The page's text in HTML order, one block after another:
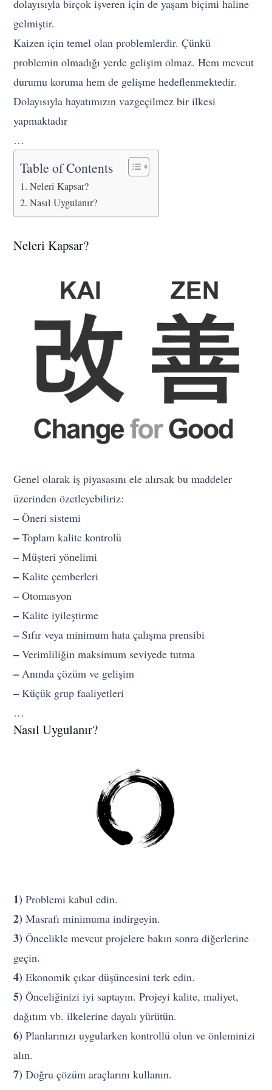
dolayısıyla birçok işveren için de yaşam biçimi haline
gelmiştir.
Kaizen için temel olan problemlerdir. Çünkü
problemin olmadığı yerde gelişim olmaz. Hem mevcut
durumu koruma hem de gelişme hedeflenmektedir.
Dolayısıyla hayatımızın vazgeçilmez bir ilkesi
yapmaktadır
…
Table of Contents
Neleri Kapsar?
Nasıl Uygulanır?
Neleri Kapsar?
Genel olarak iş piyasasını ele alırsak bu maddeler
üzerinden özetleyebiliriz:
– Öneri sistemi
– Toplam kalite kontrolü
– Müşteri yönelimi
–Kalite çemberleri
– Otomasyon
– Kalite iyileştirme
– Sıfır veya minimum hata çalışma prensibi
– Verimliliğin maksimum seviyede tutma
– Anında çözüm ve gelişim
– Küçük grup faaliyetleri
…
Nasıl Uygulanır?
1) Problemi kabul edin.
2)Masrafı minimuma indirgeyin.
3) Öncelikle mevcut projelere bakın sonra diğerlerine
geçin.
4) Ekonomik çıkar düşüncesini terk edin.
5) Önceliğinizi iyi saptayın. Projeyi kalite, maliyet,
dağıtım vb. ilkelerine dayalı yürütün.
6) Planlarınızı uygularken kontrollü olun ve önleminizi
alın.
7) Doğru çözüm araçlarını kullanın.